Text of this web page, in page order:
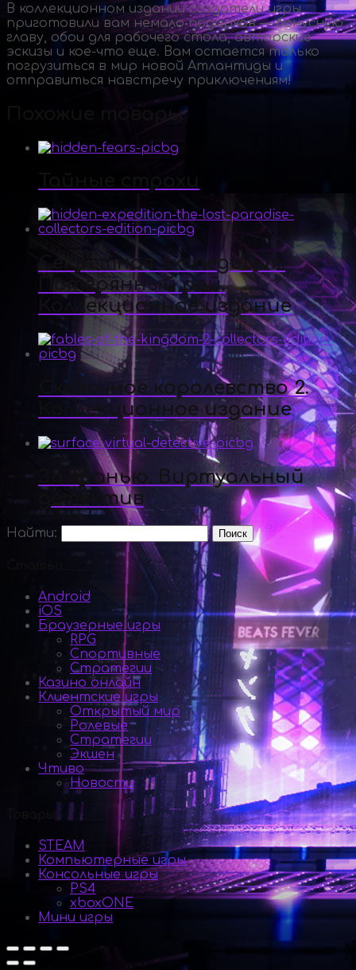
В коллекционном издании создатели игры
приготовили вам немало подарков — бонусную
главу, обои для рабочего стола, авторские
эскизы и кое-что еще. Вам остается только
погрузиться в мир новой Атлантиды и
отправиться навстречу приключениям!
Похожие товары
Секретная экспедиция.
Потерянный рай.
Коллекционное издание
Сказочное королевство 2.
Коллекционное издание
За гранью. Виртуальный
детектив
Найти:
Android
iOS
Браузерные игры
RPG
Спортивные
Стратегии
Казино онлайн
Клиентские игры
Открытый мир
Ролевые
Стратегии
Экшен
Чтиво
Новости
STEAM
Компьютерные игры
Консольные игры
PS4
xboxONE
Мини игры